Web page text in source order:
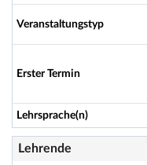
Veranstaltungstyp
Erster Termin
Lehrsprache(n)
Lehrende